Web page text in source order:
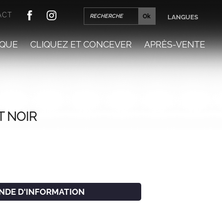
CLIQUEZ ET CONCEVER APRÈS-VENTE
LANGUES
NOIR
D'INFORMATION